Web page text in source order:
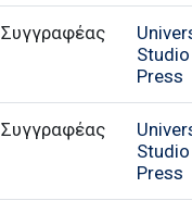
Συγγραφέας
Studio
Press
Συγγραφέας
Studio
Press